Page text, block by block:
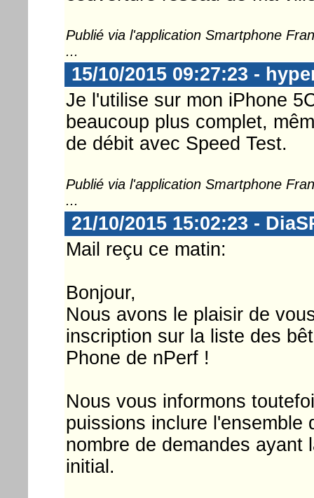
Publié via l'application Smartphone
...
15/10/2015 09:27:23 -
Je l'utilise sur mon iPhone
beaucoup plus complet,
de débit avec Speed Test.
Publié via l'application Smartphone
...
21/10/2015 15:02:23 -
Mail reçu ce matin:
Bonjour,
Nous avons le plaisir de
inscription sur la liste des
Phone de nPerf !
Nous vous informons
puissions inclure l'ensemble
nombre de demandes ayant
initial.